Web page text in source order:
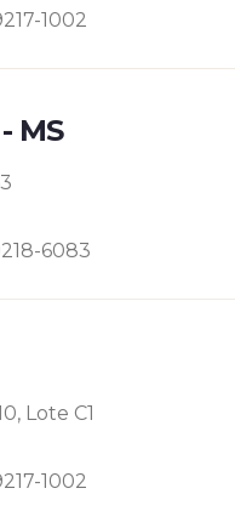
1002
MS
6083
Lote C1
1002